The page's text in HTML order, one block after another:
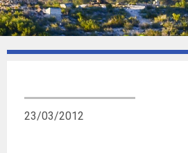
23/03/2012